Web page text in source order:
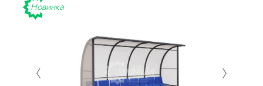
Новинка